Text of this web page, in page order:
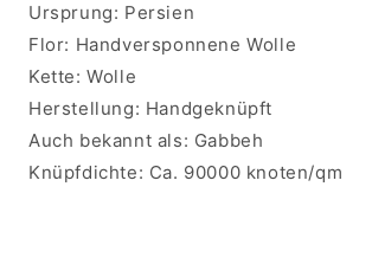
Ursprung: Persien
Flor: Handversponnene Wolle
Kette: Wolle
Herstellung: Handgeknüpft
Auch bekannt als: Gabbeh
Knüpfdichte: Ca. 90000 knoten/qm